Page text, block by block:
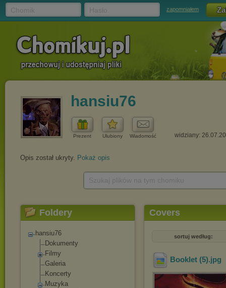
zapomniałem
hansiu76
Prezent Ulubiony Wiadomość widziany:
Opis został ukryty. Pokaż opis
Foldery
hansiu76
Dokumenty
Filmy
Galeria
Koncerty
Muzyka
Covers
sortuj według:
Booklet (5).jpg